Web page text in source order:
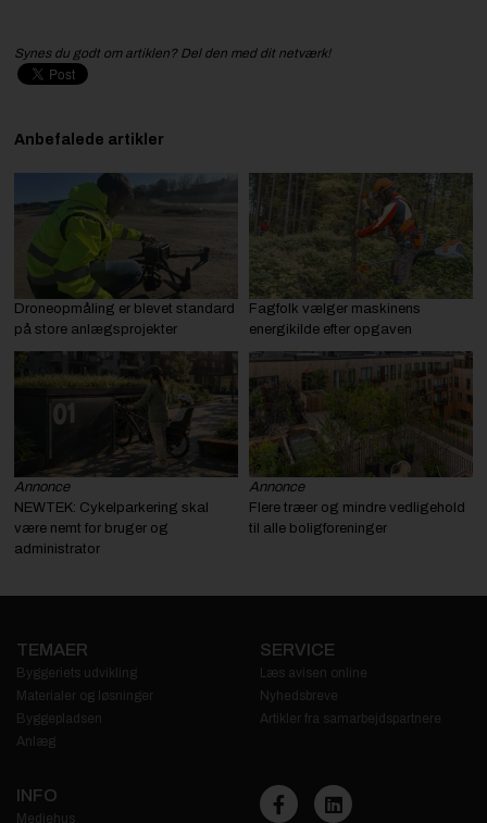
Synes du godt om artiklen? Del den med dit netværk!
Anbefalede artikler
Droneopmåling er blevet standard
på store anlægsprojekter
Fagfolk vælger maskinens
energikilde efter opgaven
Annonce
NEWTEK: Cykelparkering skal
være nemt for bruger og
administrator
Annonce
Flere træer og mindre vedligehold
til alle boligforeninger
TEMAER
Byggeriets udvikling
Materialer og løsninger
Byggepladsen
Anlæg
SERVICE
Læs avisen online
Nyhedsbreve
Artikler fra samarbejdspartnere
INFO
Mediehus